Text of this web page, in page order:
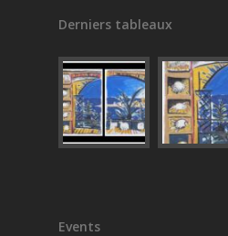
Derniers tableaux
Events